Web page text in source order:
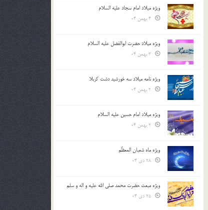
ویژه میلاد امام سجاد علیه السلام
ویژه میلاد حضرت ابوالفضل علیه السلام
ویژه نامه میلاد سه خورشید دشت کربلا
ویژه میلاد امام حسین علیه السلام
ویژه ماه شعبان المعظّم
ویژه مبعث حضرت محمد صلی الله علیه و اله و سلم